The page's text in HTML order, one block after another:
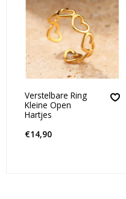
Verstelbare Ring
Kleine Open
Hartjes
€14,90